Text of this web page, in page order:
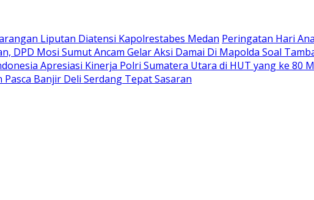
Liputan Diatensi Kapolrestabes Medan Peringatan Hari
DPD Mosi Sumut Ancam Gelar Aksi Damai Di Mapolda Soal
Apresiasi Kinerja Polri Sumatera Utara di HUT yang ke 80
Banjir Deli Serdang Tepat Sasaran